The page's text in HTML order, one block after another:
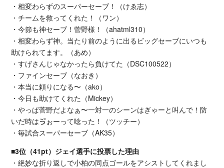
・相変わらずのスーパーセーブ！（けゑ志）
・チームを救ってくれた！（ワン）
・今節も神セーブ！菅野様！（ahatml310）
・相変わらず神。当たり前のように出るビッグセーブにいつも
助けられてます。（あめ）
・すげさんじゃなかったら負けてた（DSC100522）
・ファインセーブ（なおき）
・本当に頼りになる〜（ako）
・今日も助けてくれた（Mickey）
・やっぱ菅野だよなぁ〜一対一のシーンはぎゃーと叫んで！防
いだ時はゔぉーって唸った！（ツッチー）
・毎試合スーパーセーブ（AK35）
■3位（41pt）ジェイ選手に投票した理由
・絶妙な折り返しで小柏の同点ゴールをアシストしてくれまし